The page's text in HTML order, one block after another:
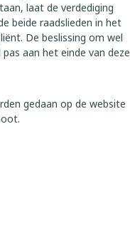
laat de verdediging
beide raadslieden in het
De beslissing om wel
aan het einde van deze
gedaan op de website